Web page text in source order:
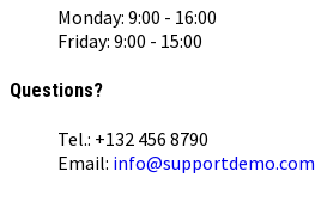
Monday: 9:00 - 16:00
Friday: 9:00 - 15:00
Questions?
Tel.: +132 456 8790
Email: info@supportdemo.com